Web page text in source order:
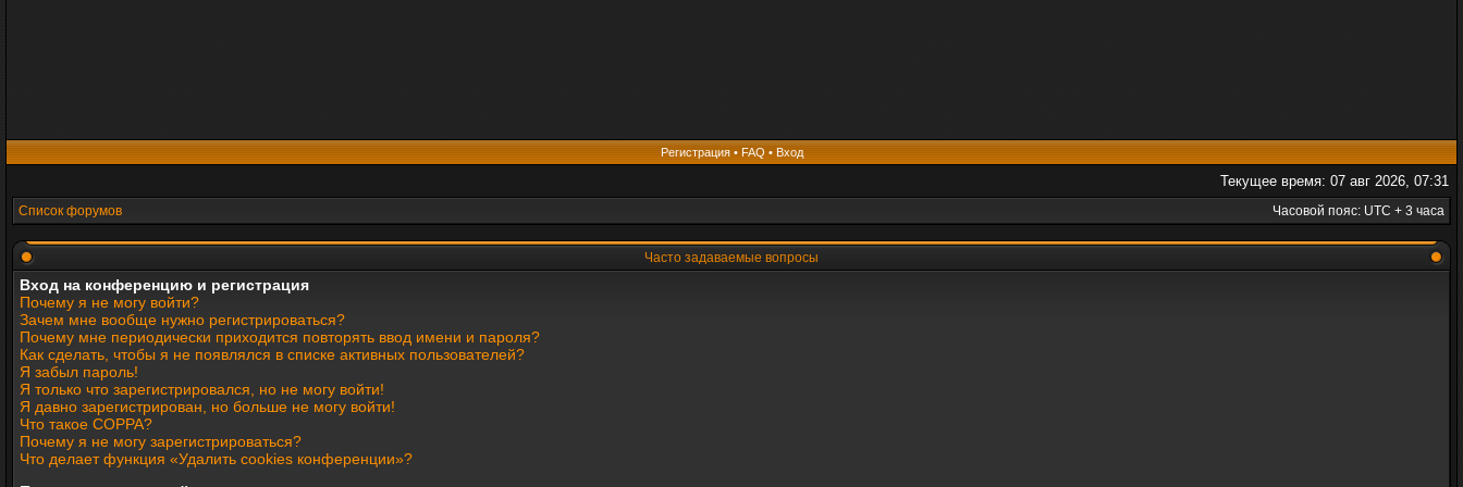
Регистрация• FAQ • Вход
Текущее время: 07 авг 2026, 07:31
Список форумов Часовой пояс: UTC + 3 часа
Часто задаваемые вопросы
Вход на конференцию и регистрация
Почему я не могу войти?
Зачем мне вообще нужно регистрироваться?
Почему мне периодически приходится повторять ввод имени и пароля?
Как сделать, чтобы я не появлялся в списке активных пользователей?
Я забыл пароль!
Я только что зарегистрировался, но не могу войти!
Я давно зарегистрирован, но больше не могу войти!
Что такое COPPA?
Почему я не могу зарегистрироваться?
Что делает функция «Удалить cookies конференции»?